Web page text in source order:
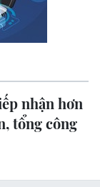
nhận hơn
tổng công